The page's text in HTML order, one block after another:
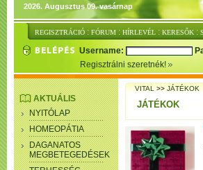
2026. Augusztus 09. vasárnap
REGISZTRÁCIÓ : FÓRUM : HÍRLEVÉL : KERESŐK :
Username:
Regisztrálni szeretnék!
AKTUÁLIS
NYITÓLAP
HOMEOPÁTIA
DAGANATOS
MEGBETEGEDÉSEK
VITAL>>JÁTÉKOK
JÁTÉKOK